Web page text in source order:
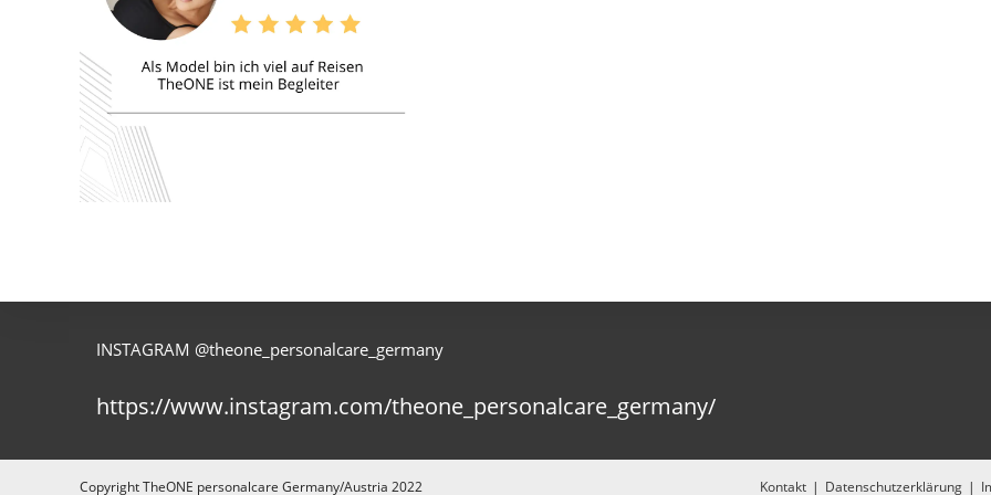
INSTAGRAM @theone_personalcare_germany
https://www.instagram.com/theone_personalcare_germany/
Kontakt Datenschutzerklärung
Copyright TheONE personalcare Germany/Austria 2022